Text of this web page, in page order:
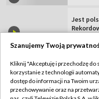
Szanujemy Twoją
Kliknij "Akceptuję i przechodzę do
korzystanie z technologii
dostęp do informacji na Twoim
przechowywanie oraz na